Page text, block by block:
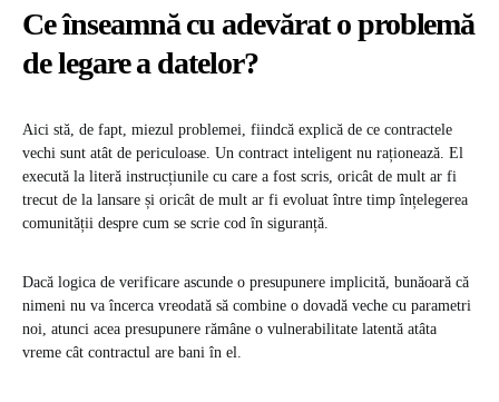
Ce înseamnă cu adevărat o problemă
de legare a datelor?
Aici stă, de fapt, miezul problemei, fiindcă explică de ce contractele
vechi sunt atât de periculoase. Un contract inteligent nu raționează. El
execută la literă instrucțiunile cu care a fost scris, oricât de mult ar fi
trecut de la lansare și oricât de mult ar fi evoluat între timp înțelegerea
comunității despre cum se scrie cod în siguranță.
Dacă logica de verificare ascunde o presupunere implicită, bunăoară că
nimeni nu va încerca vreodată să combine o dovadă veche cu parametri
noi, atunci acea presupunere rămâne o vulnerabilitate latentă atâta
vreme cât contractul are bani în el.